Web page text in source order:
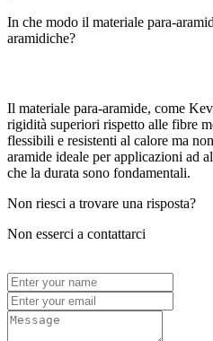
In che modo il materiale para-
aramidiche?
Il materiale para-aramide, come
rigidità superiori rispetto alle fibre
flessibili e resistenti al calore ma
aramide ideale per applicazioni ad
che la durata sono fondamentali.
Non riesci a trovare una risposta?
Non esserci a contattarci